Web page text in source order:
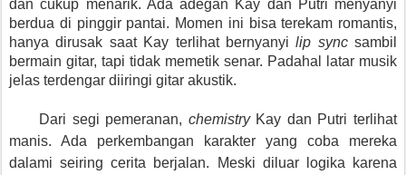
dan cukup menarik. Ada adegan Kay dan Putri menyanyi
berdua di pinggir pantai. Momen ini bisa terekam romantis,
hanya dirusak saat Kay terlihat bernyanyilip syncsambil
bermain gitar, tapi tidak memetik senar. Padahal latar musik
jelas terdengar diiringi gitar akustik.
Dari segi pemeranan, chemistryKay dan Putri terlihat
manis. Ada perkembangan karakter yang coba mereka
dalami seiring cerita berjalan. Meski diluar logika karena